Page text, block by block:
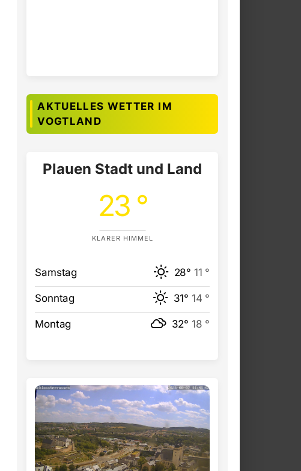
AKTUELLES WETTER IM
VOGTLAND
Plauen Stadt und Land
23 °
KLARER HIMMEL
Samstag 28° 11 °
Sonntag 31° 14 °
Montag 32° 18 °